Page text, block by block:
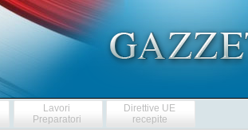
Lavori
Preparatori
Direttive UE
recepite